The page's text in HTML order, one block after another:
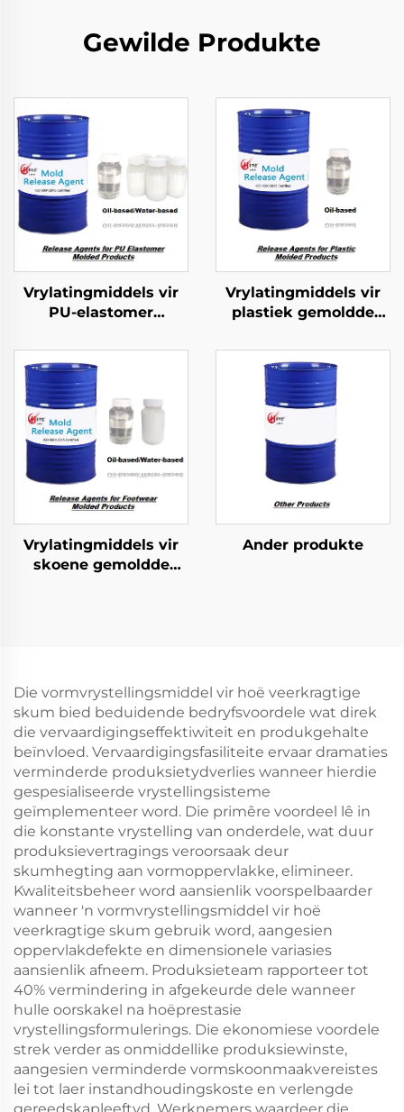
Gewilde Produkte
Vrylatingmiddels vir
PU-elastomer
Vrylatingmiddels vir
plastiek gemoldde
Vrylatingmiddels vir
skoene gemoldde
Ander produkte
Die vormvrystellingsmiddel vir hoë veerkragtige
skum bied beduidende bedryfsvoordele wat direk
die vervaardigingseffektiwiteit en produkgehalte
beïnvloed. Vervaardigingsfasiliteite ervaar dramaties
verminderde produksietydverlies wanneer hierdie
gespesialiseerde vrystellingsisteme
geïmplementeer word. Die primêre voordeel lê in
die konstante vrystelling van onderdele, wat duur
produksievertragings veroorsaak deur
skumhegting aan vormoppervlakke, elimineer.
Kwaliteitsbeheer word aansienlik voorspelbaarder
wanneer 'n vormvrystellingsmiddel vir hoë
veerkragtige skum gebruik word, aangesien
oppervlakdefekte en dimensionele variasies
aansienlik afneem. Produksieteam rapporteer tot
40% vermindering in afgekeurde dele wanneer
hulle oorskakel na hoëprestasie
vrystellingsformulerings. Die ekonomiese voordele
strek verder as onmiddellike produksiewinste,
aangesien verminderde vormskoonmaakvereistes
lei tot laer instandhoudingskoste en verlengde